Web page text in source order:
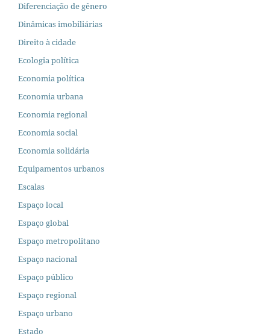
Diferenciação de gênero
Dinâmicas imobiliárias
Direito à cidade
Ecologia política
Economia política
Economia urbana
Economia regional
Economia social
Economia solidária
Equipamentos urbanos
Escalas
Espaço local
Espaço global
Espaço metropolitano
Espaço nacional
Espaço público
Espaço regional
Espaço urbano
Estado